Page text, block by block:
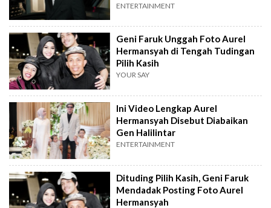
ENTERTAINMENT
Geni Faruk Unggah Foto Aurel
Hermansyah di Tengah Tudingan
Pilih Kasih
YOUR SAY
Ini Video Lengkap Aurel
Hermansyah Disebut Diabaikan
Gen Halilintar
ENTERTAINMENT
Dituding Pilih Kasih, Geni Faruk
Mendadak Posting Foto Aurel
Hermansyah